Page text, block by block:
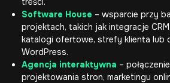
Software House – wsparcie przy
projektach, takich jak integracje
katalogi ofertowe, strefy klienta lub
WordPress.
Agencja interaktywna –
projektowania stron, marketingu